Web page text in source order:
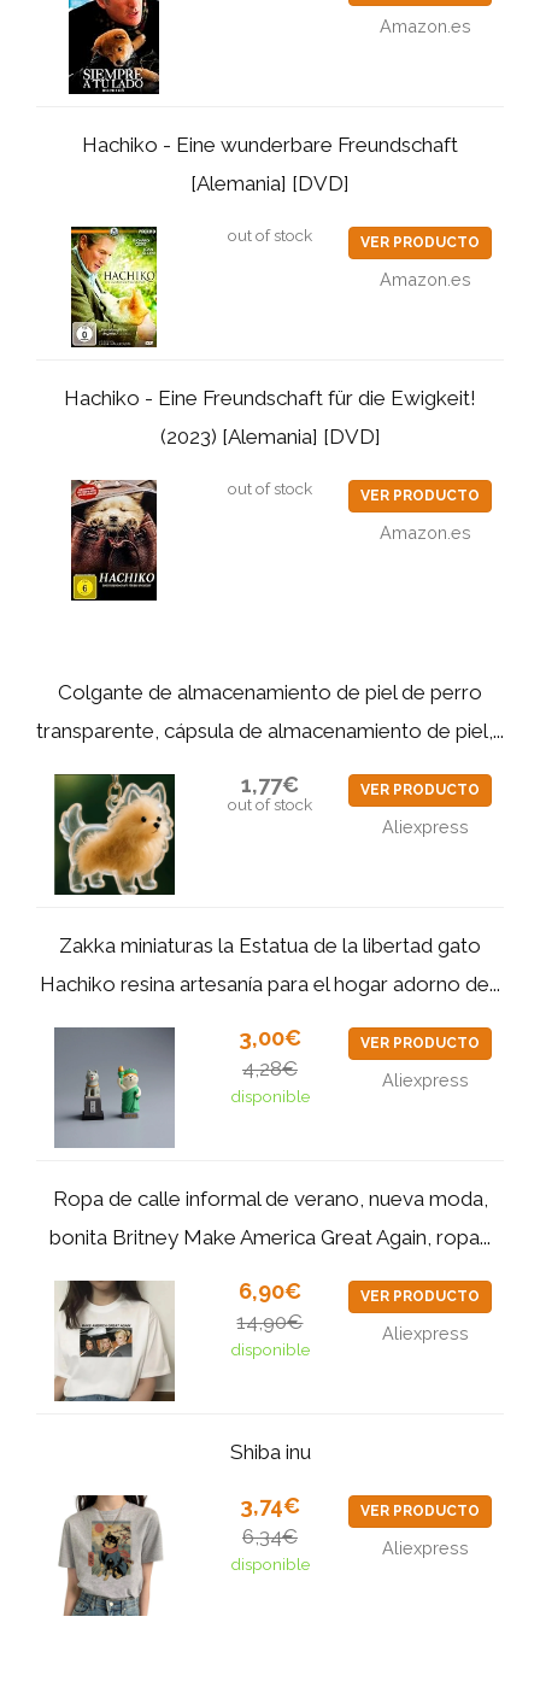
Amazon.es
Hachiko - Eine wunderbare Freundschaft
[Alemania] [DVD]
out of stock VER PRODUCTO
Amazon.es
Hachiko - Eine Freundschaft für die Ewigkeit!
(2023) [Alemania] [DVD]
out of stock VER PRODUCTO
Amazon.es
Colgante de almacenamiento de piel de perro
transparente, cápsula de almacenamiento de piel,...
1,77€
out of stock
VER PRODUCTO
Aliexpress
Zakka miniaturas la Estatua de la libertad gato
Hachiko resina artesanía para el hogar adorno de...
3,00€
4,28€
disponible
VER PRODUCTO
Aliexpress
Ropa de calle informal de verano, nueva moda,
bonita Britney Make America Great Again, ropa...
6,90€
14,90€
disponible
VER PRODUCTO
Aliexpress
Shiba inu
3,74€
6,34€
disponible
VER PRODUCTO
Aliexpress